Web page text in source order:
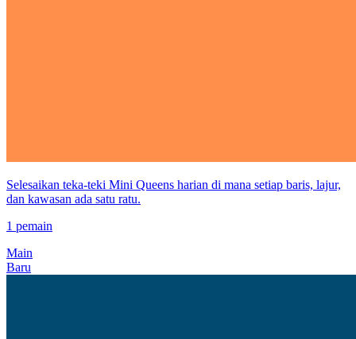
Selesaikan teka-teki Mini Queens harian di mana setiap baris, lajur,
dan kawasan ada satu ratu.
1 pemain
Main
Baru